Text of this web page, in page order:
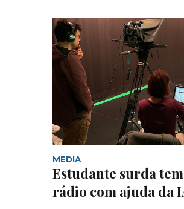
MEDIA
Estudante surda
rádio com ajuda da